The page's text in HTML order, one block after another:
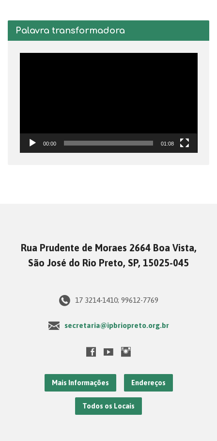
Palavra transformadora
00:00 01:08
Rua Prudente de Moraes 2664 Boa Vista,
São José do Rio Preto, SP, 15025-045
17 3214-1410; 99612-7769
secretaria@ipbriopreto.org.br
Mais Informações Endereços
Todos os Locais